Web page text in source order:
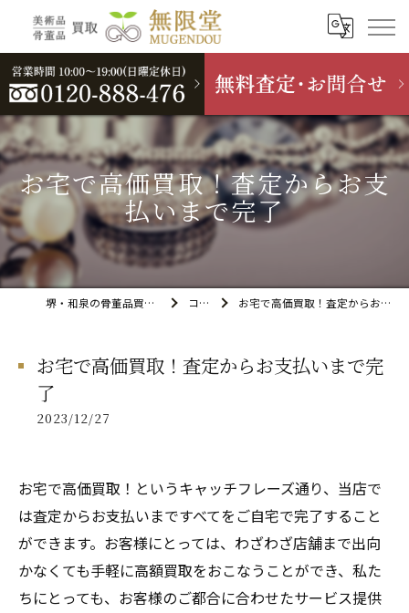
お宅で高価買取！査定からお支
払いまで完了
堺・和泉の骨董品買取なら無限堂 コラム お宅で高価買取！査定からお支払いまで完了
お宅で高価買取！査定からお支払いまで完
了
2023/12/27
お宅で高価買取！というキャッチフレーズ通り、当店で
は査定からお支払いまですべてをご自宅で完了すること
ができます。お客様にとっては、わざわざ店舗まで出向
かなくても手軽に高額買取をおこなうことができ、私た
ちにとっても、お客様のご都合に合わせたサービス提供